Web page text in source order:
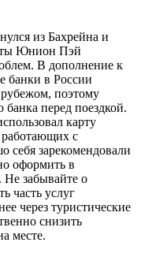
из Бахрейна и
Юнион Пэй
В дополнение к
банки в России
поэтому
банка перед поездкой.
карту
с
себя зарекомендовали
оформить в
забывайте о
часть услуг
через туристические
снизить
месте.